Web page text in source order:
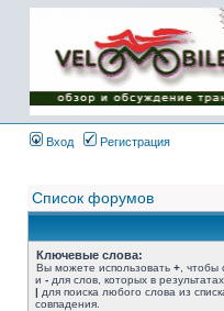
Имя пользователя:
Пароль:
{ LOG_ME_IN_SHORT
}
Вход
Регистрация
Список форумов
Ключевые слова:
Вы можете использовать + ,
и - для слов, которых в
| для поиска любого слова из
совпадения.